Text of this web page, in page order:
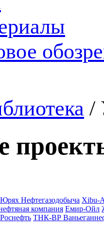
/
Нефтегазодобыча Xibu-
компания Емир-Ойл
Роснефть ТНК-ВР